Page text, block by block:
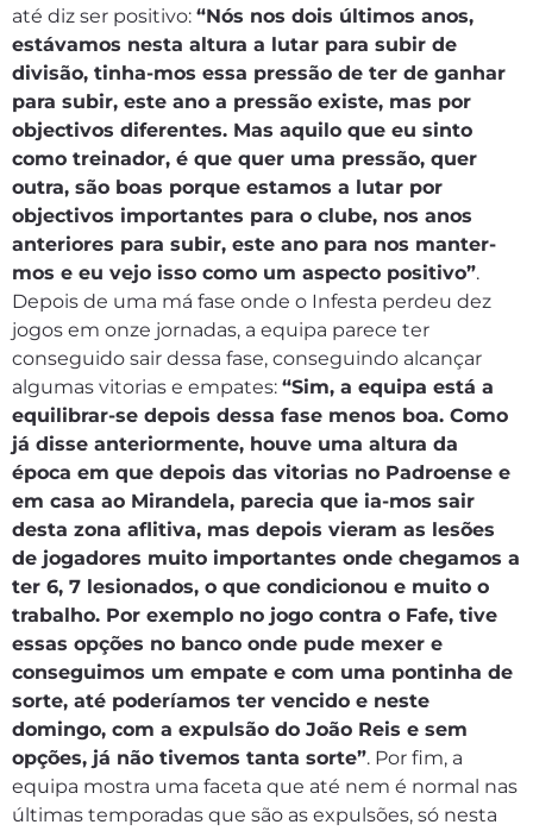
até diz ser positivo: “Nós nos dois últimos anos,
estávamos nesta altura a lutar para subir de
divisão, tinha-mos essa pressão de ter de ganhar
para subir, este ano a pressão existe, mas por
objectivos diferentes. Mas aquilo que eu sinto
como treinador, é que quer uma pressão, quer
outra, são boas porque estamos a lutar por
objectivos importantes para o clube, nos anos
anteriores para subir, este ano para nos manter-
mos e eu vejo isso como um aspecto positivo”.
Depois de uma má fase onde o Infesta perdeu dez
jogos em onze jornadas, a equipa parece ter
conseguido sair dessa fase, conseguindo alcançar
algumas vitorias e empates: “Sim, a equipa está a
equilibrar-se depois dessa fase menos boa. Como
já disse anteriormente, houve uma altura da
época em que depois das vitorias no Padroense e
em casa ao Mirandela, parecia que ia-mos sair
desta zona aflitiva, mas depois vieram as lesões
de jogadores muito importantes onde chegamos a
ter 6, 7 lesionados, o que condicionou e muito o
trabalho. Por exemplo no jogo contra o Fafe, tive
essas opções no banco onde pude mexer e
conseguimos um empate e com uma pontinha de
sorte, até poderíamos ter vencido e neste
domingo, com a expulsão do João Reis e sem
opções, já não tivemos tanta sorte”. Por fim, a
equipa mostra uma faceta que até nem é normal nas
últimas temporadas que são as expulsões, só nesta